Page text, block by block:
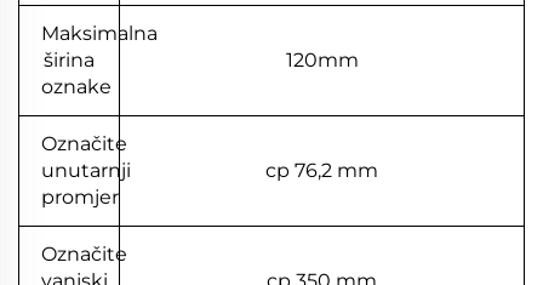
Maksimalna
širina
oznake
120mm
Označite
unutarnji
promjer
cp 76,2 mm
Označite